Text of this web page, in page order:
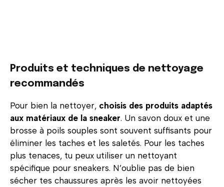
Produits et techniques de nettoyage
recommandés
Pour bien la nettoyer, choisis des produits adaptés
aux matériaux de la sneaker. Un savon doux et une
brosse à poils souples sont souvent suffisants pour
éliminer les taches et les saletés. Pour les taches
plus tenaces, tu peux utiliser un nettoyant
spécifique pour sneakers. N’oublie pas de bien
sécher tes chaussures après les avoir nettoyées